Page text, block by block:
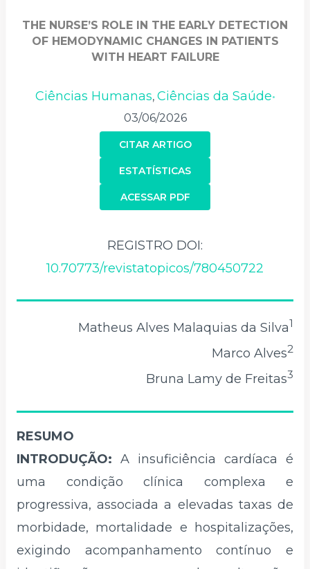
THE NURSE’S ROLE IN THE EARLY DETECTION
OF HEMODYNAMIC CHANGES IN PATIENTS
WITH HEART FAILURE
Ciências Humanas, Ciências da Saúde•
03/06/2026
CITAR ARTIGO
ACESSAR PDF
ESTATÍSTICAS
REGISTRO DOI:
10.70773/revistatopicos/780450722
Matheus Alves Malaquias da Silva1
Marco Alves2
Bruna Lamy de Freitas3
RESUMO
INTRODUÇÃO: A insuficiência cardíaca é
uma condição clínica complexa e
progressiva, associada a elevadas taxas de
morbidade, mortalidade e hospitalizações,
exigindo acompanhamento contínuo e